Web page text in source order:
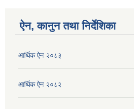
ऐन, कानुन तथा निर्देशिका
आर्थिक ऐन २०८३
आर्थिक ऐन २०८२